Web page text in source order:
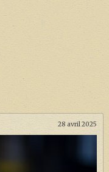
28 avril 2025